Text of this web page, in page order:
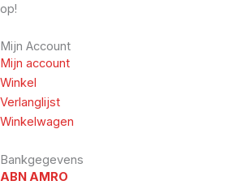
op!
Mijn Account
Mijn account
Winkel
Verlanglijst
Winkelwagen
Bankgegevens
ABN AMRO